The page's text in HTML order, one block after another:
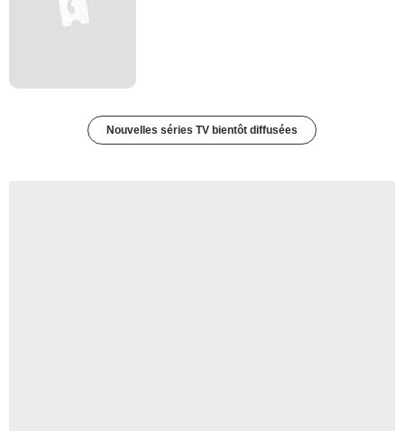
Nouvelles séries TV bientôt diffusées